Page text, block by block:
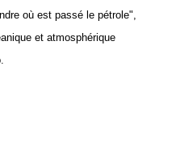
où est passé le pétrole",
et atmosphérique